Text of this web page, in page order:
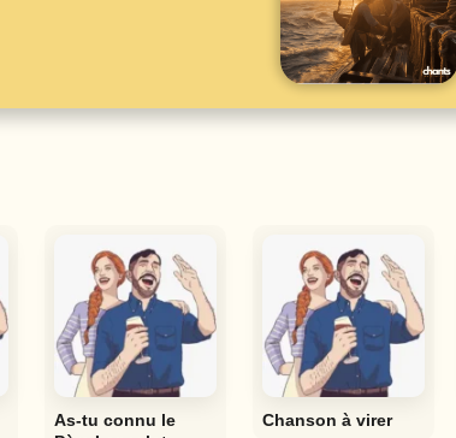
As-tu connu le
Chanson à virer